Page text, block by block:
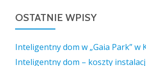
OSTATNIE WPISY
Inteligentny dom w „Gaia Park” w
Inteligentny dom – koszty